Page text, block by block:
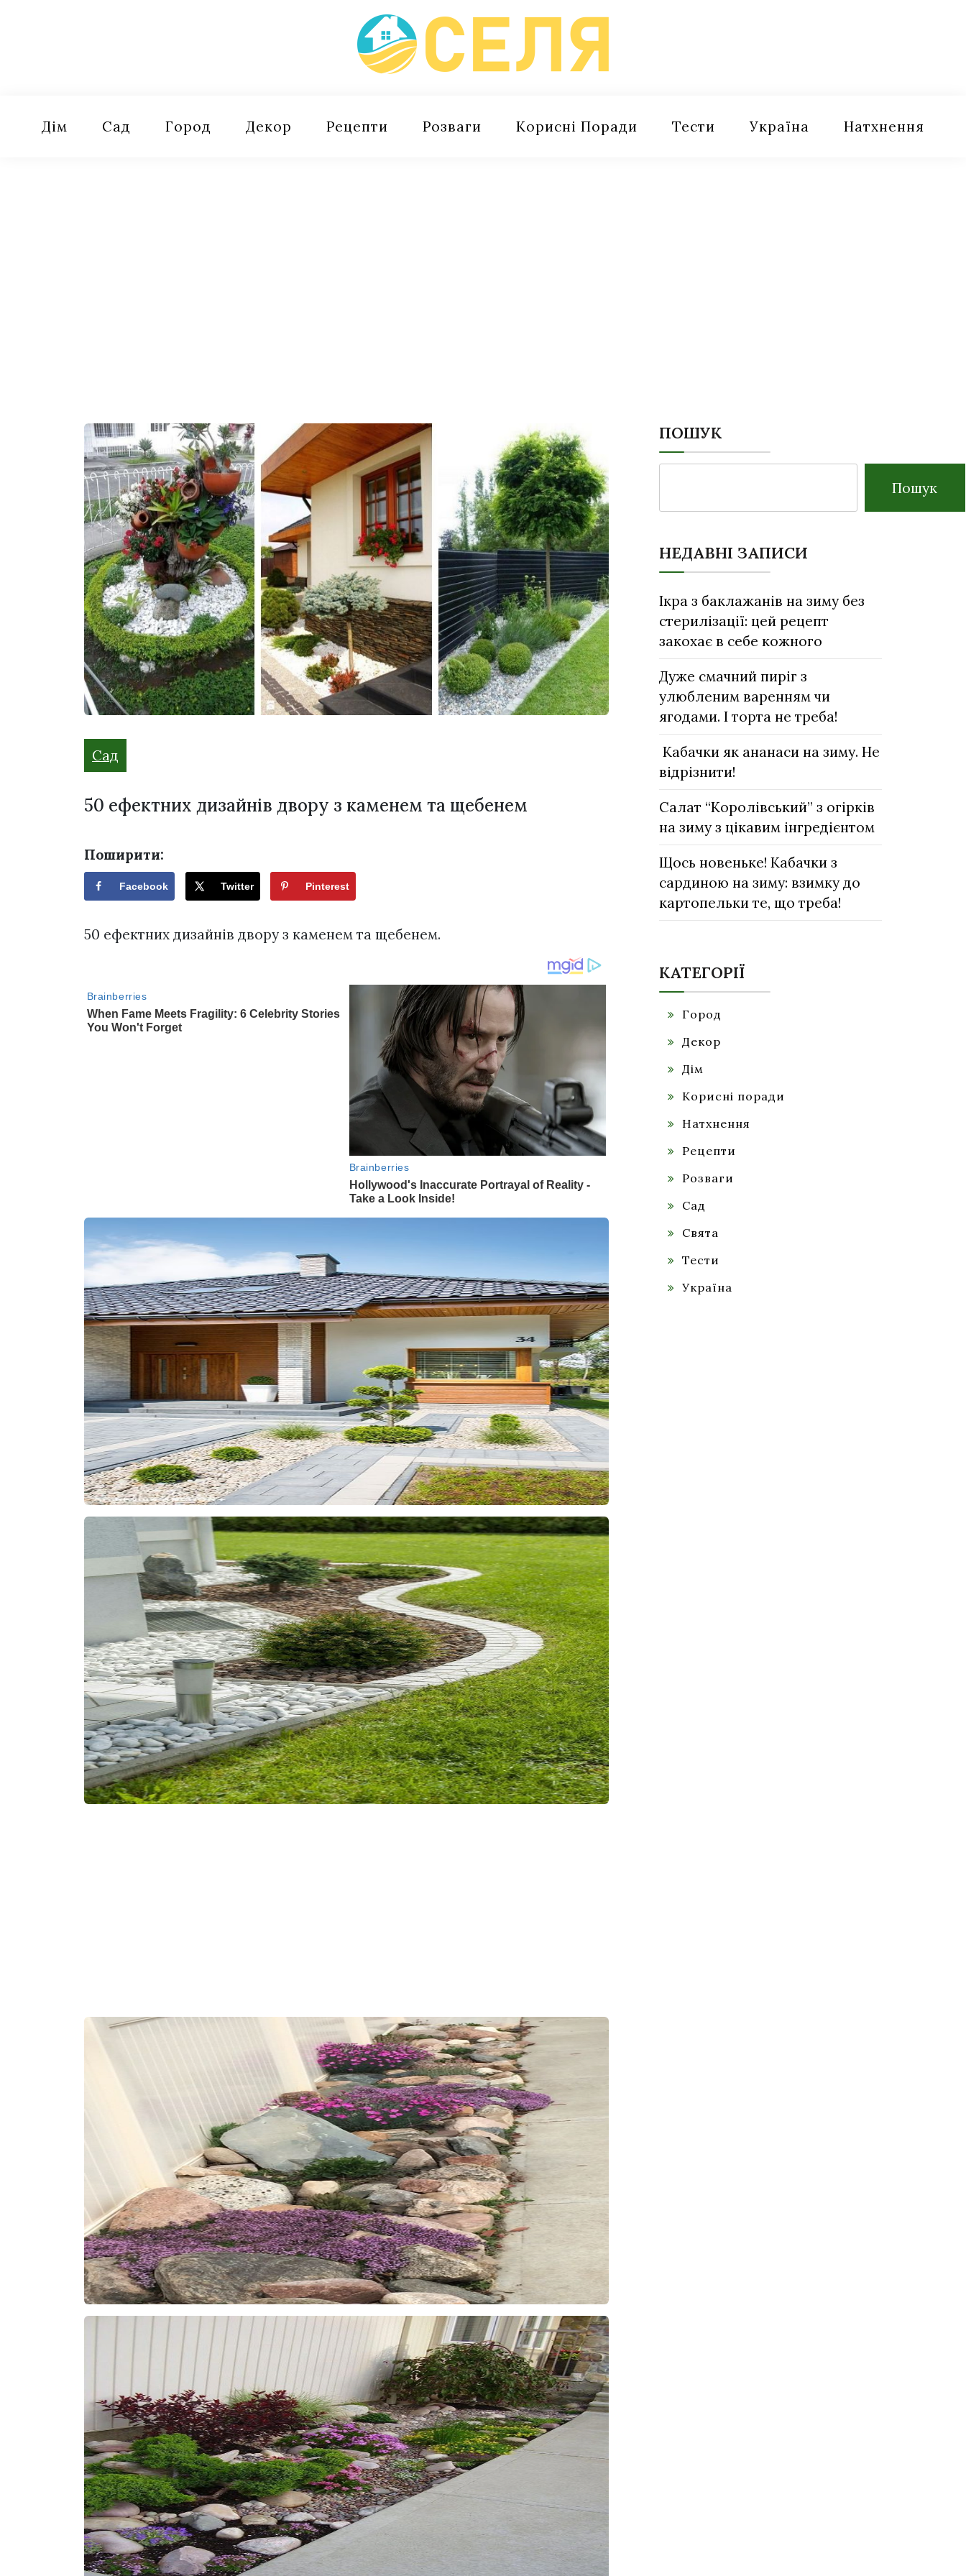
Дім Сад Город Декор Рецепти Розваги Корисні Поради Тести Україна Натхнення
Сад
50 ефектних дизайнів двору з каменем та щебенем
Поширити:
Facebook Twitter Pinterest
50 ефектних дизайнів двору з каменем та щебенем.
ПОШУК
Пошук
НЕДАВНІ ЗАПИСИ
Ікра з баклажанів на зиму без
стерилізації: цей рецепт
закохає в себе кожного
Дуже смачний пиріг з
улюбленим варенням чи
ягодами. І торта не треба!
Кабачки як ананаси на зиму. Не
відрізнити!
Салат “Королівський” з огірків
на зиму з цікавим інгредієнтом
Щось новеньке! Кабачки з
сардиною на зиму: взимку до
картопельки те, що треба!
КАТЕГОРІЇ
Город
Декор
Дім
Корисні поради
Натхнення
Рецепти
Розваги
Сад
Свята
Тести
Україна